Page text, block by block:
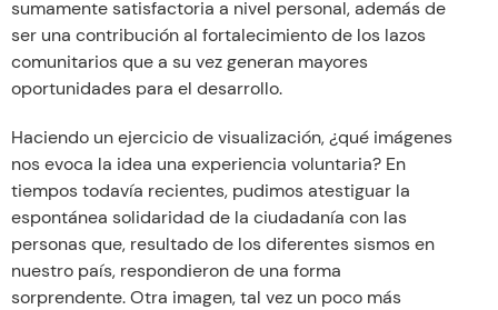
sumamente satisfactoria a nivel personal, además de
ser una contribución al fortalecimiento de los lazos
comunitarios que a su vez generan mayores
oportunidades para el desarrollo.
Haciendo un ejercicio de visualización, ¿qué imágenes
nos evoca la idea una experiencia voluntaria? En
tiempos todavía recientes, pudimos atestiguar la
espontánea solidaridad de la ciudadanía con las
personas que, resultado de los diferentes sismos en
nuestro país, respondieron de una forma
sorprendente. Otra imagen, tal vez un poco más